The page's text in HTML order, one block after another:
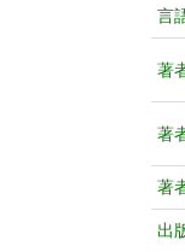
言
著
著
著
出